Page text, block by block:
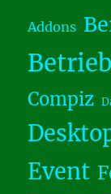
Addons
Compiz
Event